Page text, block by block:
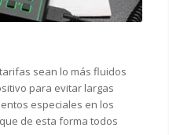
sean lo más fluidos
para evitar largas
especiales en los
de esta forma todos